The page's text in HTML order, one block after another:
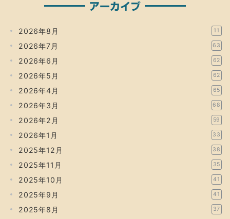
アーカイブ
2026年8月 11
2026年7月 63
2026年6月 62
2026年5月 62
2026年4月 65
2026年3月 68
2026年2月 59
2026年1月 33
2025年12月 38
2025年11月 35
2025年10月 41
2025年9月 41
2025年8月 37